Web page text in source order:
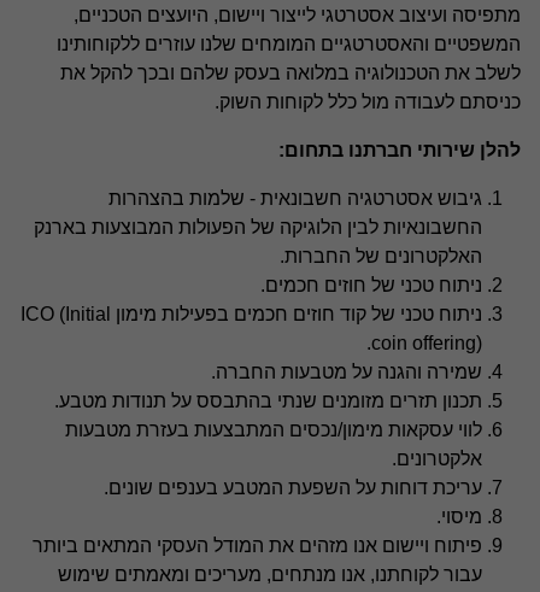
מתפיסה ועיצוב אסטרטגי לייצור ויישום, היועצים הטכניים,
המשפטיים והאסטרטגיים המומחים שלנו עוזרים ללקוחותינו
לשלב את הטכנולוגיה במלואה בעסק שלהם ובכך להקל את
כניסתם לעבודה מול כלל לקוחות השוק.
להלן שירותי חברתנו בתחום:
גיבוש אסטרטגיה חשבונאית - שלמות בהצהרות
החשבונאיות לבין הלוגיקה של הפעולות המבוצעות בארנק
האלקטרונים של החברות.
ניתוח טכני של חוזים חכמים.
ניתוח טכני של קוד חוזים חכמים בפעילות מימון ICO (Initial
coin offering).
שמירה והגנה על מטבעות החברה.
תכנון תזרים מזומנים שנתי בהתבסס על תנודות מטבע.
לווי עסקאות מימון/נכסים המתבצעות בעזרת מטבעות
אלקטרונים.
עריכת דוחות על השפעת המטבע בענפים שונים.
מיסוי.
פיתוח ויישום אנו מזהים את המודל העסקי המתאים ביותר
עבור לקוחתנו, אנו מנתחים, מעריכים ומאמתים שימוש